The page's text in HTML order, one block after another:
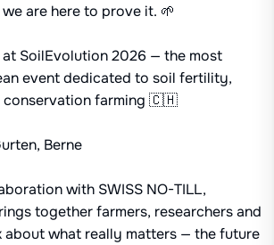
are here to prove it. 🌱
at SoilEvolution 2026 — the most
event dedicated to soil fertility,
conservation farming 🇨🇭
Berne
with SWISS NO-TILL,
together farmers, researchers and
about what really matters — the future